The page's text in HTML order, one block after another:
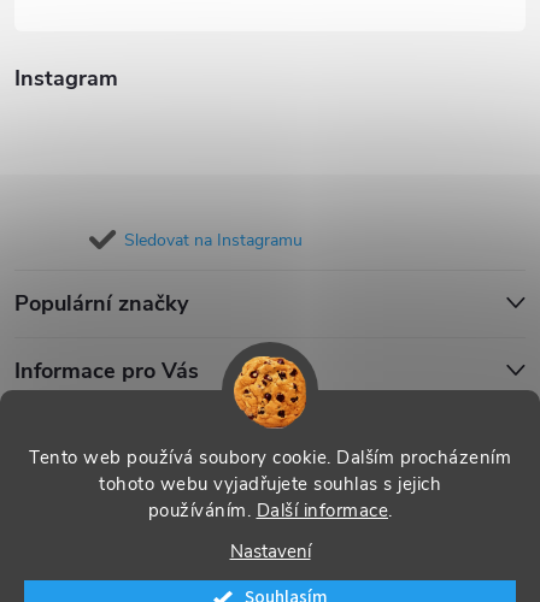
Tento web používá soubory cookie. Dalším procházením
tohoto webu vyjadřujete souhlas s jejich
používáním. Další informace.
Nastavení
Instagram
Sledovat na Instagramu
Populární značky
Informace pro Vás
Copyright 2026 . Všechna práva vyhrazena.
nastavení cookies